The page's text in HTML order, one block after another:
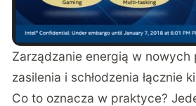
Zarządzanie energią w
zasilenia i schłodzenia łącznie
Co to oznacza w praktyce?